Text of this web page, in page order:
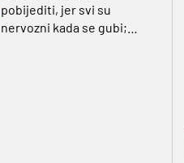
pobijediti, jer svi su
nervozni kada se gubi;